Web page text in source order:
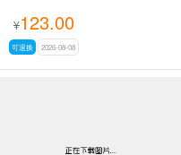
¥123.00
可退换 2026-08-08